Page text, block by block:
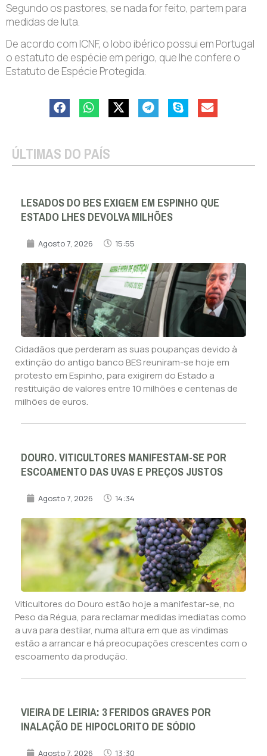
Segundo os pastores, se nada for feito, partem para
medidas de luta.
De acordo com ICNF, o lobo ibérico possui em Portugal
o estatuto de espécie em perigo, que lhe confere o
Estatuto de Espécie Protegida.
ÚLTIMAS DO PAÍS
LESADOS DO BES EXIGEM EM ESPINHO QUE
ESTADO LHES DEVOLVA MILHÕES
Agosto 7, 2026 15:55
Cidadãos que perderam as suas poupanças devido à
extinção do antigo banco BES reuniram-se hoje em
protesto em Espinho, para exigirem do Estado a
restituição de valores entre 10 milhões e centenas de
milhões de euros.
DOURO. VITICULTORES MANIFESTAM-SE POR
ESCOAMENTO DAS UVAS E PREÇOS JUSTOS
Agosto 7, 2026 14:34
Viticultores do Douro estão hoje a manifestar-se, no
Peso da Régua, para reclamar medidas imediatas como
a uva para destilar, numa altura em que as vindimas
estão a arrancar e há preocupações crescentes com o
escoamento da produção.
VIEIRA DE LEIRIA: 3 FERIDOS GRAVES POR
INALAÇÃO DE HIPOCLORITO DE SÓDIO
Agosto 7, 2026 13:30